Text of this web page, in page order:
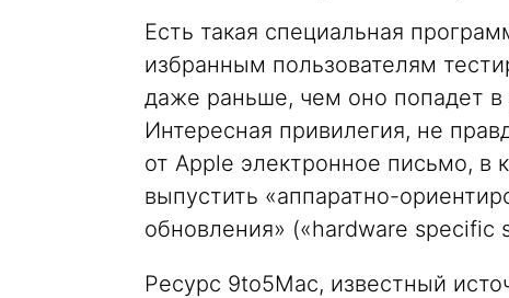
Есть такая специальная
избранным пользователям
даже раньше, чем оно попадет в
Интересная привилегия, не
от Apple электронное письмо, в
выпустить «аппаратно-
обновления» («hardware specific
Ресурс 9to5Mac, известный